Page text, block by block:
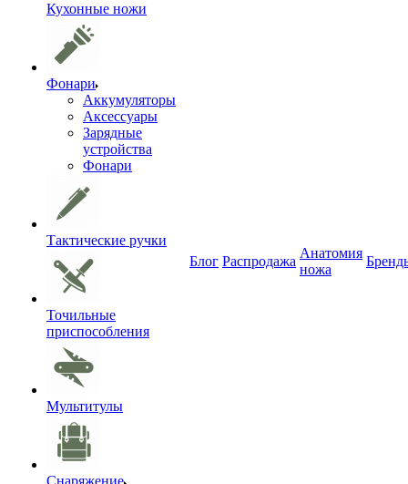
Кухонные ножи
Фонари
Аккумуляторы
Аксессуары
Зарядные
устройства
Фонари
Тактические ручки
Точильные
приспособления
Мультитулы
Снаряжение
Блог Распродажа
Анатомия
ножа